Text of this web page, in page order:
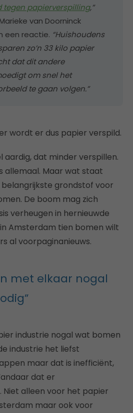
tegen papierverspilling,”
van Doorninck
een reactie. “Huishoudens
zo’n 33 kilo papier
dat dit andere
om snel het
te gaan volgen.”
wordt er dus papier verspild.
aardig, dat minder verspillen.
allemaal. Maar wat staat
belangrijkste grondstof voor
De boom mag zich
verheugen in hernieuwde
Amsterdam tien bomen wilt
al voorpaginanieuws.
met elkaar nogal
industrie nogal wat bomen
industrie het liefst
maar dat is inefficiënt,
dat er
Niet alleen voor het papier
maar ook voor